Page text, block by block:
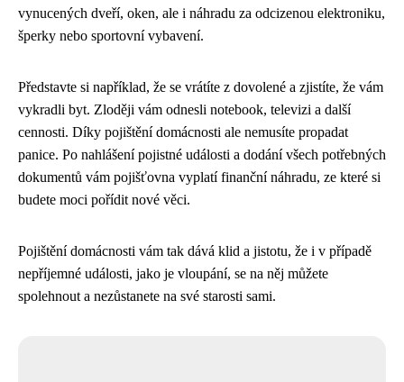
vynucených dveří, oken, ale i náhradu za odcizenou elektroniku,
šperky nebo sportovní vybavení.
Představte si například, že se vrátíte z dovolené a zjistíte, že vám
vykradli byt. Zloději vám odnesli notebook, televizi a další
cennosti. Díky pojištění domácnosti ale nemusíte propadat
panice. Po nahlášení pojistné události a dodání všech potřebných
dokumentů vám pojišťovna vyplatí finanční náhradu, ze které si
budete moci pořídit nové věci.
Pojištění domácnosti vám tak dává klid a jistotu, že i v případě
nepříjemné události, jako je vloupání, se na něj můžete
spolehnout a nezůstanete na své starosti sami.